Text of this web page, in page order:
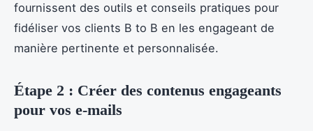
fournissent des outils et conseils pratiques pour
fidéliser vos clients B to B en les engageant de
manière pertinente et personnalisée.
Étape 2 : Créer des contenus engageants
pour vos e-mails